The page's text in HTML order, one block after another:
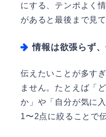
にする、テンポよく
があると最後まで見
情報は欲張らず
伝えたいことが多す
ません。たとえば「
か」や「自分が気に
1〜2点に絞ることで